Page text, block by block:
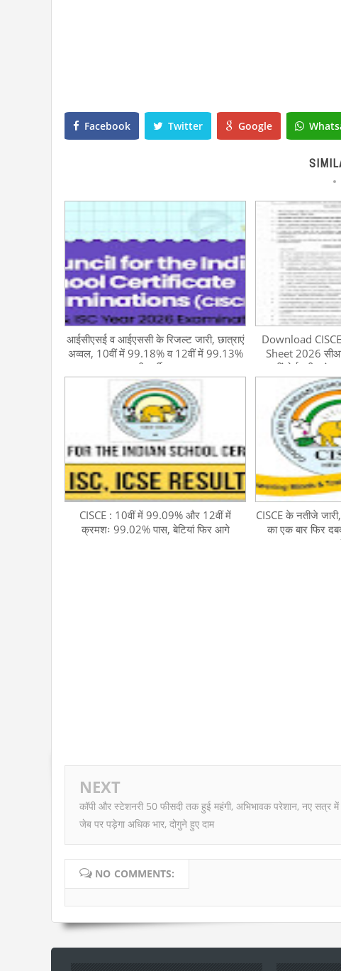
Facebook Twitter Google
आईसीएसई व आईएससी के रिजल्ट जारी, छात्राएं
अव्वल, 10वीं में 99.18% व 12वीं में 99.13%
परीक्षार्थी पास
Download
Sheet 2026
12वीं बोर्ड
CISCE : 10वीं में 99.09% और 12वीं में
क्रमशः 99.02% पास, बेटियां फिर आगे
CISCE के नतीजे
का एक बार फिर
NEXT
कॉपी और स्टेशनरी 50 फीसदी तक हुई महंगी, अभिभावक परेशान, नए सत्र में
जेब पर पड़ेगा अधिक भार, दोगुने हुए दाम
NO COMMENTS: